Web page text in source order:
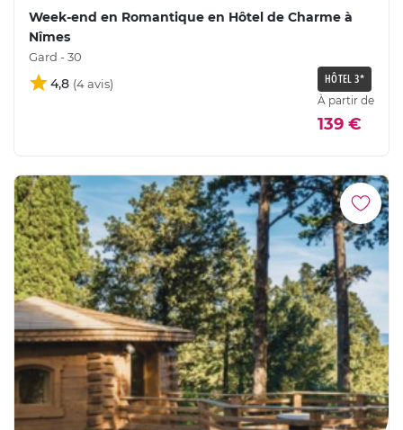
Week-end en Romantique en Hôtel de Charme à
Nîmes
Gard - 30
4,8 HÔTEL 3*
À partir de
139 €